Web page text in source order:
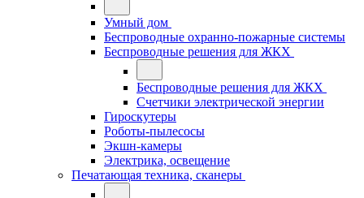
Умный дом
Беспроводные охранно-пожарные системы
Беспроводные решения для ЖКХ
Беспроводные решения для ЖКХ
Счетчики электрической энергии
Гироскутеры
Роботы-пылесосы
Экшн-камеры
Электрика, освещение
Печатающая техника, сканеры